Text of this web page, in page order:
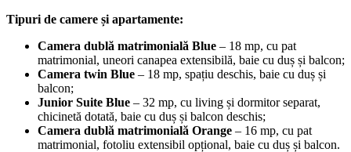
Tipuri de camere și apartamente:
Camera dublă matrimonială Blue – 18 mp, cu pat
matrimonial, uneori canapea extensibilă, baie cu duș și balcon;
Camera twin Blue – 18 mp, spațiu deschis, baie cu duș și
balcon;
Junior Suite Blue – 32 mp, cu living și dormitor separat,
chicinetă dotată, baie cu duș și balcon deschis;
Camera dublă matrimonială Orange – 16 mp, cu pat
matrimonial, fotoliu extensibil opțional, baie cu duș și balcon.